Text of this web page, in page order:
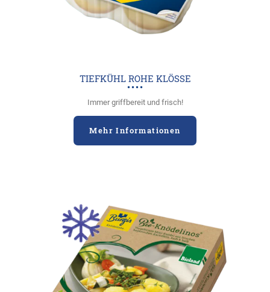
TIEFKÜHL ROHE KLÖSSE
Immer griffbereit und frisch!
Mehr Informationen